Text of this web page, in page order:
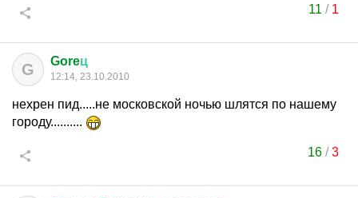
11 / 1
G Goreц
12:14, 23.10.2010
нехрен пид.....не московской ночью шлятся по нашему
городу..........
16 /3